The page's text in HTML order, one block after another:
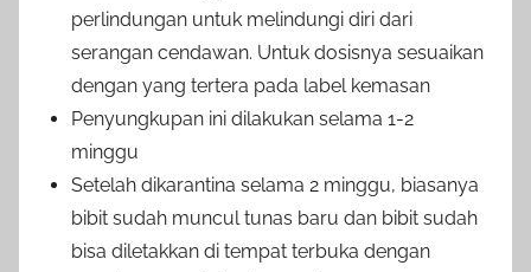
perlindungan untuk melindungi diri dari
serangan cendawan. Untuk dosisnya sesuaikan
dengan yang tertera pada label kemasan
Penyungkupan ini dilakukan selama 1-2
minggu
Setelah dikarantina selama 2 minggu, biasanya
bibit sudah muncul tunas baru dan bibit sudah
bisa diletakkan di tempat terbuka dengan